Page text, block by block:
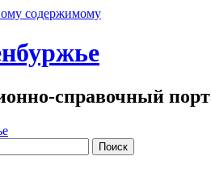
содержимому
справочный